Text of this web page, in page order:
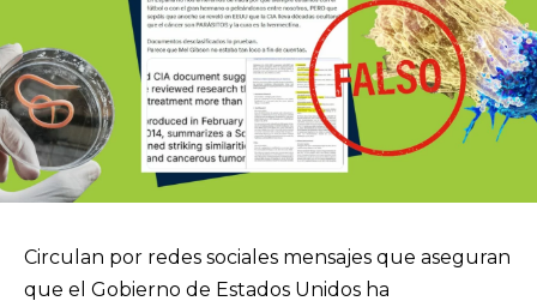
Circulan por redes sociales mensajes que aseguran
que el Gobierno de Estados Unidos ha